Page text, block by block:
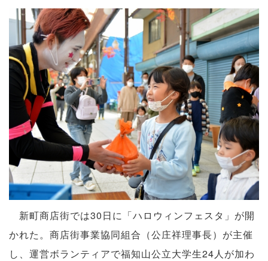
新町商店街では30日に「ハロウィンフェスタ」が開
かれた。商店街事業協同組合（公庄祥理事長）が主催
し、運営ボランティアで福知山公立大学生24人が加わ